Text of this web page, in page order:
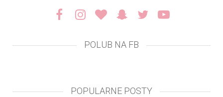
POLUB NA FB
POPULARNE POSTY